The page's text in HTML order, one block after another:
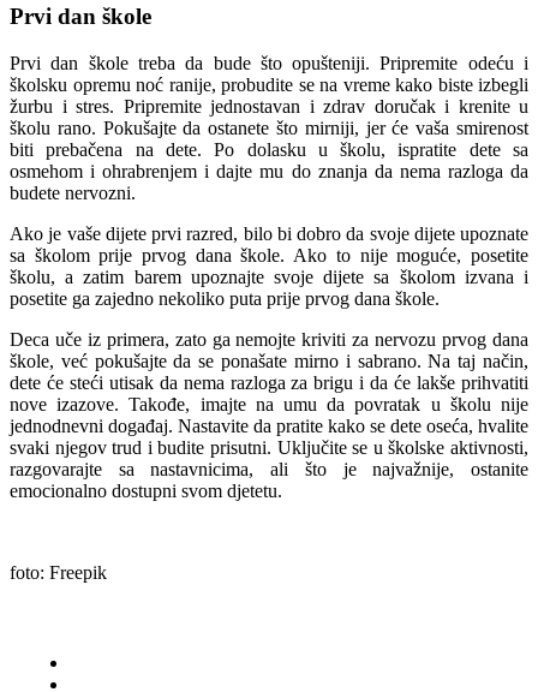
Prvi dan škole
Prvi dan škole treba da bude što opušteniji. Pripremite odeću i
školsku opremu noć ranije, probudite se na vreme kako biste izbegli
žurbu i stres. Pripremite jednostavan i zdrav doručak i krenite u
školu rano. Pokušajte da ostanete što mirniji, jer će vaša smirenost
biti prebačena na dete. Po dolasku u školu, ispratite dete sa
osmehom i ohrabrenjem i dajte mu do znanja da nema razloga da
budete nervozni.
Ako je vaše dijete prvi razred, bilo bi dobro da svoje dijete upoznate
sa školom prije prvog dana škole. Ako to nije moguće, posetite
školu, a zatim barem upoznajte svoje dijete sa školom izvana i
posetite ga zajedno nekoliko puta prije prvog dana škole.
Deca uče iz primera, zato ga nemojte kriviti za nervozu prvog dana
škole, već pokušajte da se ponašate mirno i sabrano. Na taj način,
dete će steći utisak da nema razloga za brigu i da će lakše prihvatiti
nove izazove. Takođe, imajte na umu da povratak u školu nije
jednodnevni događaj. Nastavite da pratite kako se dete oseća, hvalite
svaki njegov trud i budite prisutni. Uključite se u školske aktivnosti,
razgovarajte sa nastavnicima, ali što je najvažnije, ostanite
emocionalno dostupni svom djetetu.
foto: Freepik